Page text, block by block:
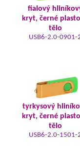
fialový
kryt, černé
tělo
USB6-2.0-0901-
tyrkysový
kryt, černé
tělo
USB6-2.0-1501-